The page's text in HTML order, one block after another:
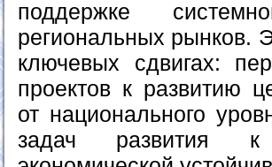
поддержке
региональных рынков.
ключевых сдвигах:
проектов к развитию
от национального
задач развития к